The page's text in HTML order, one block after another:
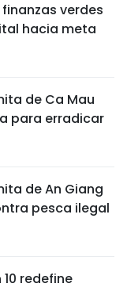
verdes
hacia meta
de Ca Mau
para erradicar
de An Giang
pesca ilegal
10 redefine